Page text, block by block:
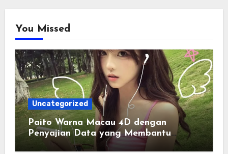
You Missed
Uncategorized
Paito Warna Macau 4D dengan
Penyajian Data yang Membantu
Memahami Pola Informasi Secara